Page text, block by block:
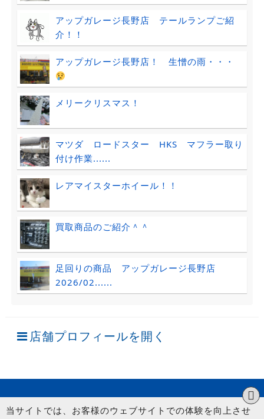
アップガレージ長野店 テールランプご紹
介！！
アップガレージ長野店！ 生憎の雨・・・
メリークリスマス！
マツダ ロードスター HKS マフラー取り
付け作業......
レアマイスターホイール！！
買取商品のご紹介＾＾
足回りの商品 アップガレージ長野店
2026/02......
店舗プロフィールを開く
当サイトでは、お客様のウェブサイトでの体験を向上させ